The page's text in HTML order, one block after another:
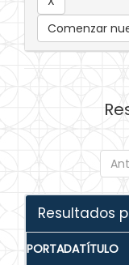
Comenzar
Resultados
PORTADATÍTULO